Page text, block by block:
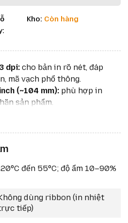
Kho: Còn hàng
dpi: cho bản in rõ nét, đáp
mã vạch phổ thông.
(~104 mm): phù hợp in
sản phẩm.
cả ca làm việc.
chống bụi/nước chuẩn
đến 55°C; độ ẩm 10–90%
dùng ribbon (in nhiệt
tiếp)